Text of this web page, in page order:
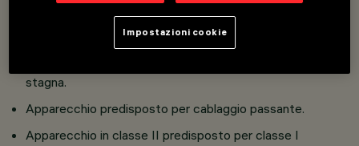
AISI 304 e cavetto di sicurezza in acciaio.
stagna.
Apparecchio predisposto per cablaggio passante.
Apparecchio in classe II predisposto per classe I
Impostazioni cookie